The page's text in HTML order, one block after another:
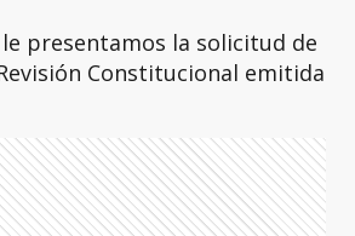
presentamos la solicitud de
Constitucional emitida